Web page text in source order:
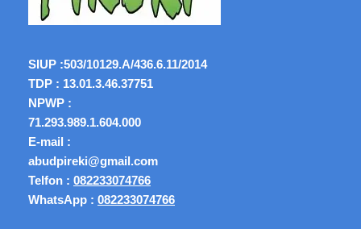
SIUP :503/10129.A/436.6.11/2014
TDP : 13.01.3.46.37751
NPWP :
71.293.989.1.604.000
E-mail :
abudpireki@gmail.com
Telfon : 082233074766
WhatsApp : 082233074766